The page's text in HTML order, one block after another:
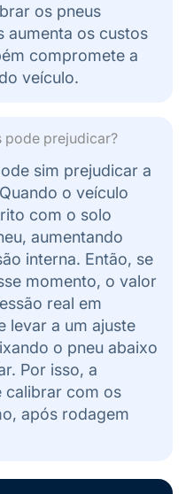
os pneus
aumenta os custos
compromete a
veículo.
pode prejudicar?
sim prejudicar a
o veículo
com o solo
aumentando
interna. Então, se
momento, o valor
real em
levar a um ajuste
o pneu abaixo
Por isso, a
calibrar com os
após rodagem